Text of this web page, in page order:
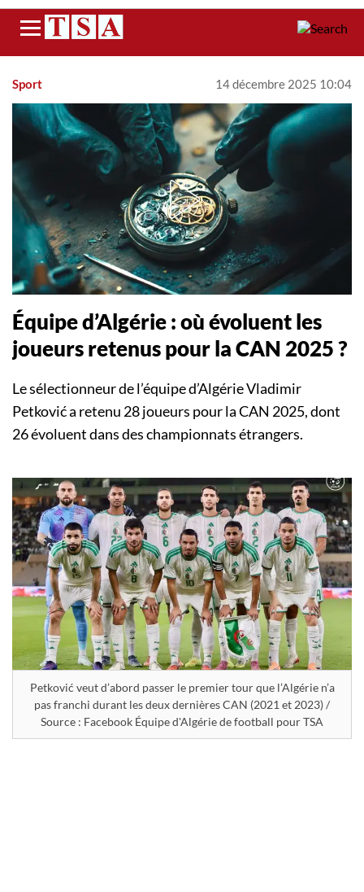
Menu
Sport 14 décembre 2025 10:04
Équipe d’Algérie : où évoluent les
joueurs retenus pour la CAN 2025 ?
Le sélectionneur de l’équipe d’Algérie Vladimir
Petković a retenu 28 joueurs pour la CAN 2025, dont
26 évoluent dans des championnats étrangers.
Petković veut d’abord passer le premier tour que l’Algérie n’a
pas franchi durant les deux dernières CAN (2021 et 2023) /
Source : Facebook Équipe d'Algérie de football pour TSA